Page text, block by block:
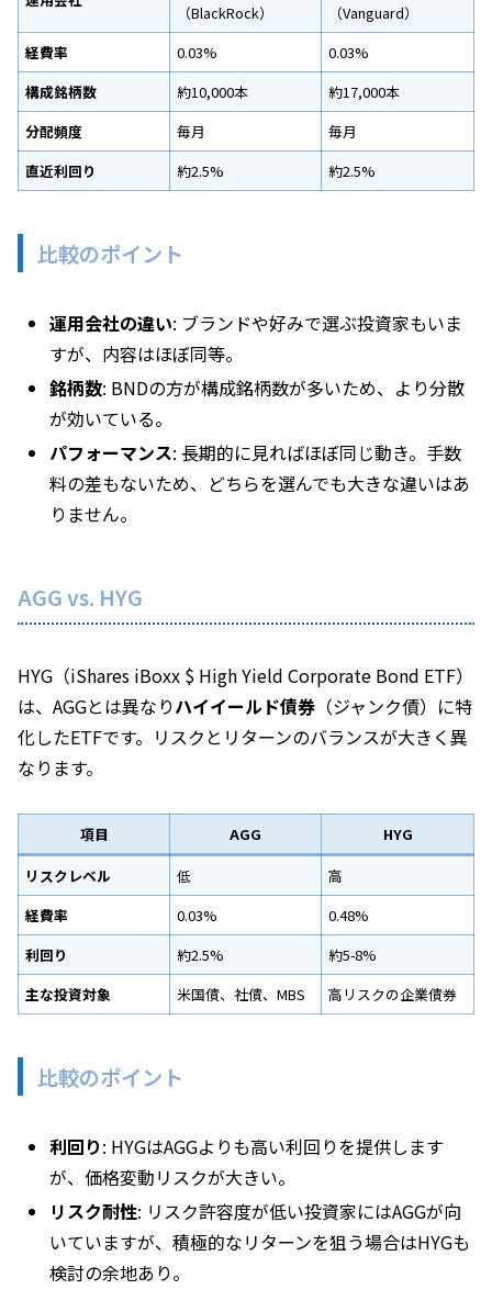
（BlackRock）
（Vanguard）
経費率
0.03%
0.03%
構成銘柄数
約10,000本
約17,000本
分配頻度
毎月
毎月
直近利回り
約2.5% 約2.5%
比較のポイント
運用会社の違い: ブランドや好みで選ぶ投資家もいま
すが、内容はほぼ同等。
銘柄数: BNDの方が構成銘柄数が多いため、より分散
が効いている。
パフォーマンス: 長期的に見ればほぼ同じ動き。手数
料の差もないため、どちらを選んでも大きな違いはあ
りません。
AGG vs. HYG
HYG（iShares iBoxx $ High Yield Corporate Bond ETF）
は、AGGとは異なりハイイールド債券 （ジャンク債）に特
化したETFです。リスクとリターンのバランスが大きく異
なります。
項目 AGG
HYG
リスクレベル
低
高
経費率
0.03%
0.48%
利回り
約2.5%
約5-8%
主な投資対象
米国債、社債、MBS 高リスクの企業債券
比較のポイント
利回り: HYGはAGGよりも高い利回りを提供します
が、価格変動リスクが大きい。
リスク耐性: リスク許容度が低い投資家にはAGGが向
いていますが、積極的なリターンを狙う場合はHYGも
検討の余地あり。